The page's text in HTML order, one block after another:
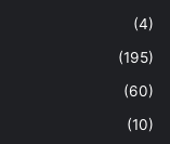
(4)
(195)
(60)
(10)